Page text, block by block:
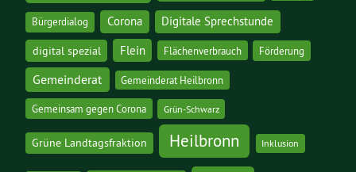
Bürgerdialog Corona Digitale Sprechstunde
digital spezial Flein Flächenverbrauch Förderung
Gemeinderat Gemeinderat Heilbronn
Gemeinsam gegen Corona Grün-Schwarz
Grüne Landtagsfraktion Heilbronn Inklusion